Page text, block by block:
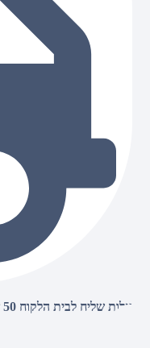
עלות שליח לבית הלקוח 50 שקלים, בהזמנות מעל 2000 שקלים ללא חיוב (חינם)